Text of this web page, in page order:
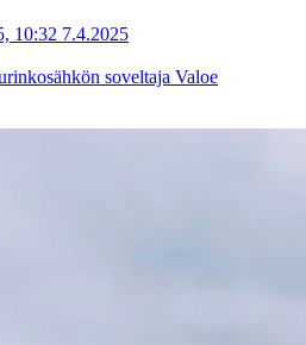
10:32 7.4.2025
soveltaja Valoe